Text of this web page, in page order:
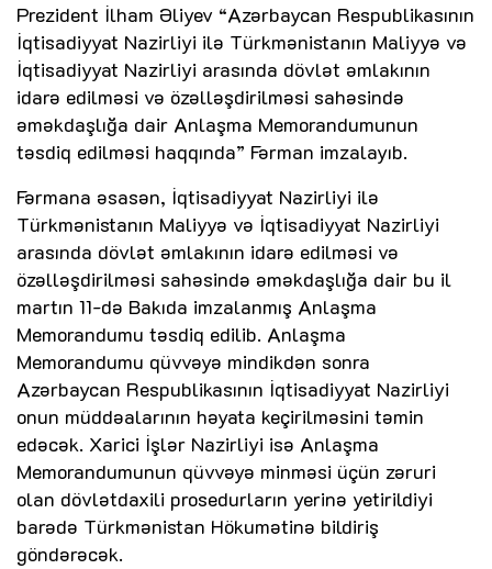
Prezident İlham Əliyev “Azərbaycan Respublikasının
İqtisadiyyat Nazirliyi ilə Türkmənistanın Maliyyə və
İqtisadiyyat Nazirliyi arasında dövlət əmlakının
idarə edilməsi və özəlləşdirilməsi sahəsində
əməkdaşlığa dair Anlaşma Memorandumunun
təsdiq edilməsi haqqında” Fərman imzalayıb.
Fərmana əsasən, İqtisadiyyat Nazirliyi ilə
Türkmənistanın Maliyyə və İqtisadiyyat Nazirliyi
arasında dövlət əmlakının idarə edilməsi və
özəlləşdirilməsi sahəsində əməkdaşlığa dair bu il
martın 11-də Bakıda imzalanmış Anlaşma
Memorandumu təsdiq edilib. Anlaşma
Memorandumu qüvvəyə mindikdən sonra
Azərbaycan Respublikasının İqtisadiyyat Nazirliyi
onun müddəalarının həyata keçirilməsini təmin
edəcək. Xarici İşlər Nazirliyi isə Anlaşma
Memorandumunun qüvvəyə minməsi üçün zəruri
olan dövlətdaxili prosedurların yerinə yetirildiyi
barədə Türkmənistan Hökumətinə bildiriş
göndərəcək.